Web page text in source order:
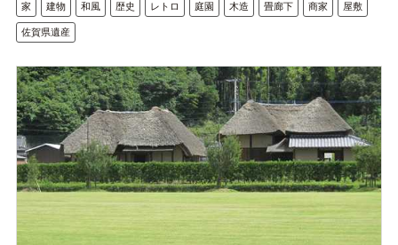
家 建物 和風 歴史 レトロ 庭園 木造 畳廊下 商家 屋敷
佐賀県遺産